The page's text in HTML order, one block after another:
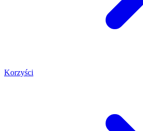
Korzyści